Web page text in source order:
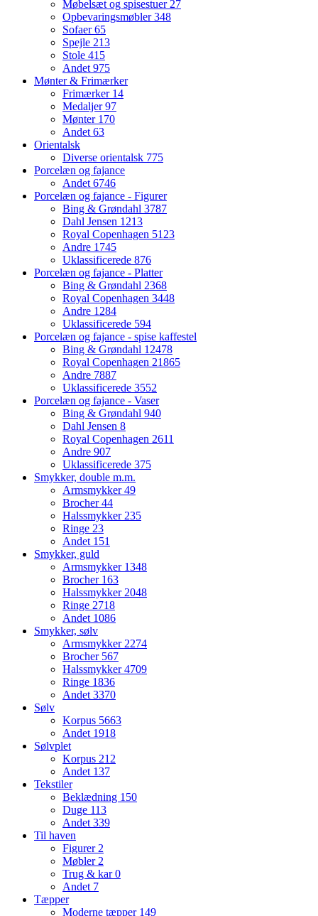
Møbelsæt og spisestuer 27
Opbevaringsmøbler348
Sofaer65
Spejle 213
Stole 415
Andet 975
Mønter & Frimærker
Frimærker 14
Medaljer97
Mønter 170
Andet 63
Orientalsk
Diverse orientalsk 775
Porcelæn og fajance
Andet 6746
Porcelæn og fajance - Figurer
Bing & Grøndahl 3787
Dahl Jensen 1213
Royal Copenhagen 5123
Andre 1745
Uklassificerede 876
Porcelæn og fajance - Platter
Bing & Grøndahl 2368
Royal Copenhagen 3448
Andre 1284
Uklassificerede 594
Porcelæn og fajance - spise kaffestel
Bing & Grøndahl 12478
Royal Copenhagen 21865
Andre 7887
Uklassificerede 3552
Porcelæn og fajance - Vaser
Bing & Grøndahl 940
Dahl Jensen 8
Royal Copenhagen 2611
Andre 907
Uklassificerede 375
Smykker, double m.m.
Armsmykker49
Brocher44
Halssmykker 235
Ringe 23
Andet 151
Smykker, guld
Armsmykker 1348
Brocher 163
Halssmykker 2048
Ringe 2718
Andet 1086
Smykker, sølv
Armsmykker 2274
Brocher 567
Halssmykker4709
Ringe 1836
Andet 3370
Sølv
Korpus 5663
Andet 1918
Sølvplet
Korpus 212
Andet 137
Tekstiler
Beklædning 150
Duge 113
Andet 339
Til haven
Figurer 2
Møbler 2
Trug & kar0
Andet 7
Tæpper
Moderne tæpper 149